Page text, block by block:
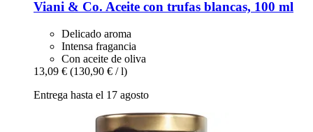
Viani & Co. Aceite con trufas blancas, 100 ml
Delicado aroma
Intensa fragancia
Con aceite de oliva
13,09 € (130,90 € / l)
Entrega hasta el 17 agosto